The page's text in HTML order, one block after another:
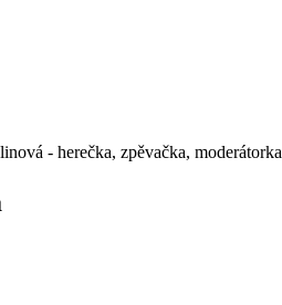
- herečka, zpěvačka, moderátorka